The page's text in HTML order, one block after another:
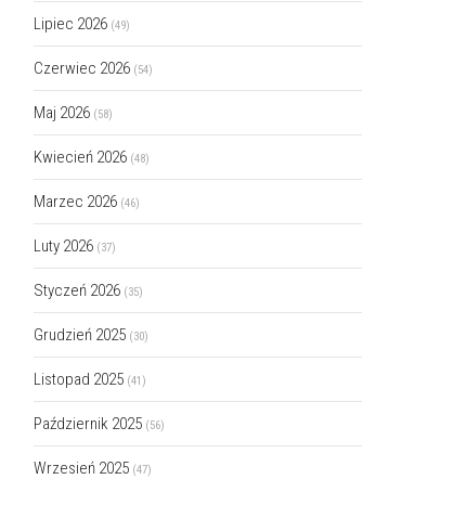
Lipiec 2026 (49)
Czerwiec 2026 (54)
Maj 2026 (58)
Kwiecień 2026 (48)
Marzec 2026 (46)
Luty 2026 (37)
Styczeń 2026 (35)
Grudzień 2025 (30)
Listopad 2025 (41)
Październik 2025 (56)
Wrzesień 2025 (47)